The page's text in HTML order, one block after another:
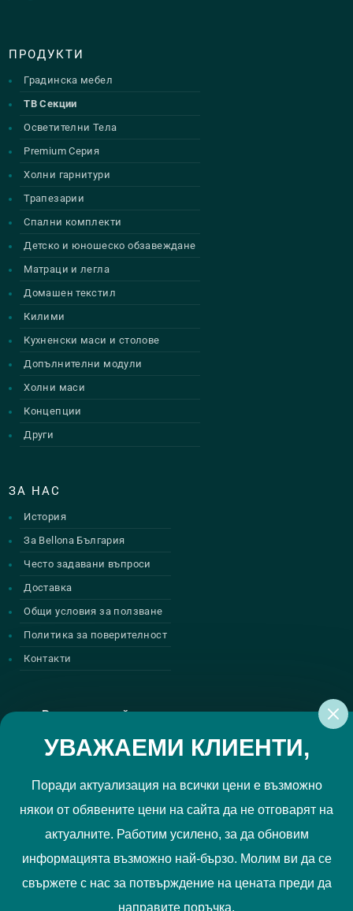
УВАЖАЕМИ КЛИЕНТИ,
Поради актуализация на всички цени е възможно
някои от обявените цени на сайта да не отговарят на
актуалните. Работим усилено, за да обновим
информацията възможно най-бързо. Молим ви да се
свържете с нас за потвърждение на цената преди да
направите поръчка.
ПРОДУКТИ
Градинска мебел
ТВ Секции
Осветителни Тела
Premium Серия
Холни гарнитури
Трапезарии
Спални комплекти
Детско и юношеско обзавеждане
Матраци и легла
Домашен текстил
Килими
Кухненски маси и столове
Допълнителни модули
Холни маси
Концепции
Други
ЗА НАС
История
За Bellona България
Често задавани въпроси
Доставка
Общи условия за ползване
Политика за поверителност
Контакти
Регистрирай се за нашите атрактивни
Прочетох и приемам Политиката за поверителност
РЕГИСТРИРАЙ МЕ
Ние използваме "бисквитки", за да Ви осигурим по-добро